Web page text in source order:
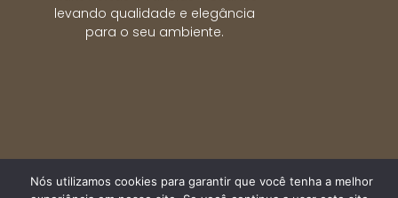
levando qualidade e elegância
para o seu ambiente.
Nós utilizamos cookies para garantir que você tenha a melhor